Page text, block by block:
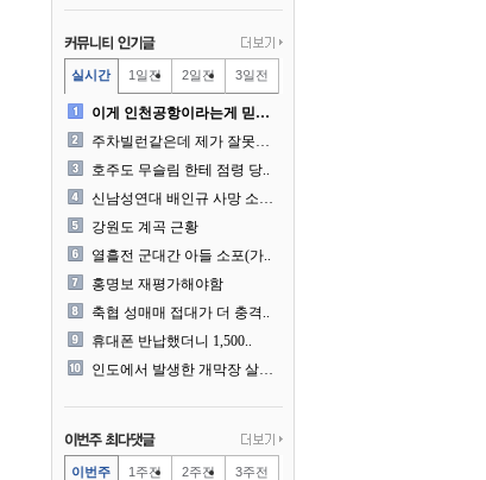
실시간 1일전 2일전 3일전
이게 인천공항이라는게 믿겨지..
주차빌런같은데 제가 잘못한건..
호주도 무슬림 한테 점령 당..
신남성연대 배인규 사망 소식..
강원도 계곡 근황
열흘전 군대간 아들 소포(가..
홍명보 재평가해야함
축협 성매매 접대가 더 충격..
휴대폰 반납했더니 1,500..
인도에서 발생한 개막장 살인..
이번주 1주전 2주전 3주전